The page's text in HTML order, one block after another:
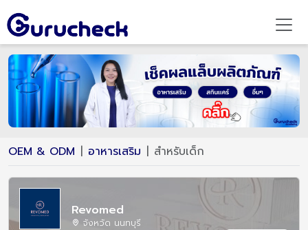
OEM & ODM อาหารเสริม สำหรับเด็ก
Revomed
จังหวัด นนทบุรี